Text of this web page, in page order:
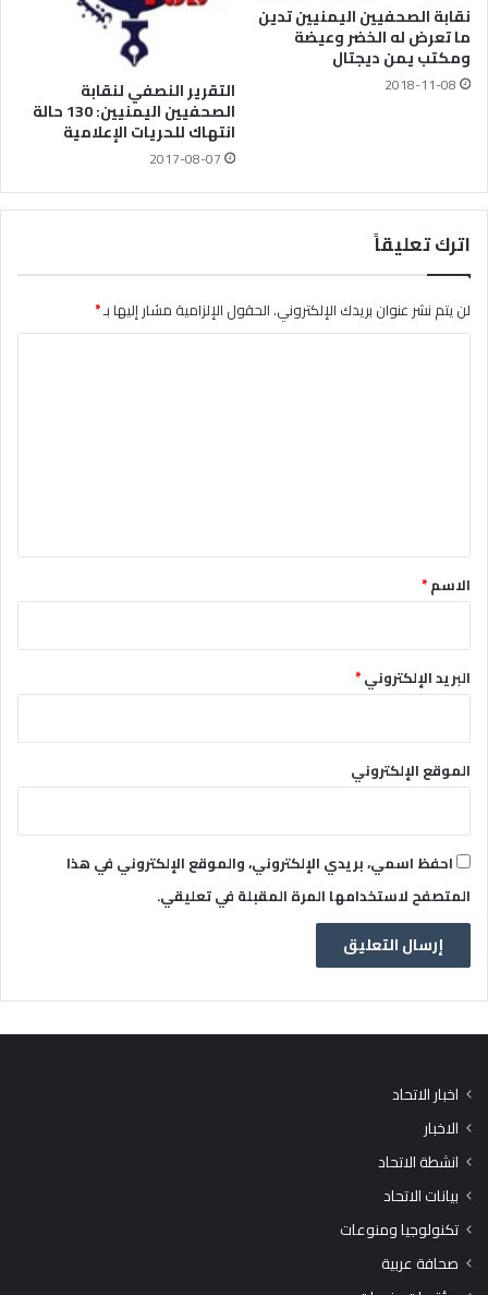
نقابة الصحفيين اليمنيين تدين
ما تعرض له الخضر وعيضة
ومكتب يمن ديجتال
2018-11-08 التقرير النصفي لنقابة
الصحفيين اليمنيين: 130 حالة
انتهاك للحريات الإعلامية
2017-08-07
اترك تعليقاً
لن يتم نشر عنوان بريدك الإلكتروني.الحقول الإلزامية مشار إليها بـ*
*الاسم*
البريد الإلكتروني*
الموقع الإلكتروني
احفظ اسمي، بريدي الإلكتروني، والموقع الإلكتروني في هذا
المتصفح لاستخدامها المرة المقبلة في تعليقي.
اخبار الاتحاد
الاخبار
انشطة الاتحاد
بيانات الاتحاد
تكنولوجيا ومنوعات
صحافة عربية